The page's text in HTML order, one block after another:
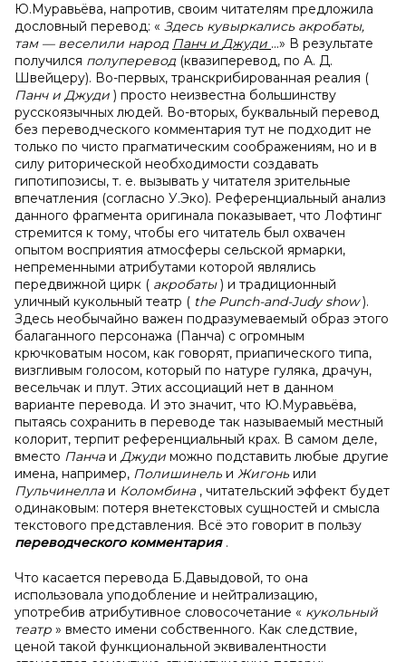
Ю.Муравьёва, напротив, своим читателям предложила
дословный перевод: « Здесь кувыркались акробаты,
там — веселили народ Панч и Джуди …» В результате
получился полуперевод (квазиперевод, по А. Д.
Швейцеру). Во-первых, транскрибированная реалия (
Панч и Джуди ) просто неизвестна большинству
русскоязычных людей. Во-вторых, буквальный перевод
без переводческого комментария тут не подходит не
только по чисто прагматическим соображениям, но и в
силу риторической необходимости создавать
гипотипозисы, т. е. вызывать у читателя зрительные
впечатления (согласно У.Эко). Референциальный анализ
данного фрагмента оригинала показывает, что Лофтинг
стремится к тому, чтобы его читатель был охвачен
опытом восприятия атмосферы сельской ярмарки,
непременными атрибутами которой являлись
передвижной цирк ( акробаты) и традиционный
уличный кукольный театр ( the Punch-and-Judy show).
Здесь необычайно важен подразумеваемый образ этого
балаганного персонажа (Панча) с огромным
крючковатым носом, как говорят, приапического типа,
визгливым голосом, который по натуре гуляка, драчун,
весельчак и плут. Этих ассоциаций нет в данном
варианте перевода. И это значит, что Ю.Муравьёва,
пытаясь сохранить в переводе так называемый местный
колорит, терпит референциальный крах. В самом деле,
вместо Панчаи Джуди можно подставить любые другие
имена, например, Полишинель и Жигонь или
Пульчинеллаи Коломбина , читательский эффект будет
одинаковым: потеря внетекстовых сущностей и смысла
текстового представления. Всё это говорит в пользу
переводческого комментария .
Что касается перевода Б.Давыдовой, то она
использовала уподобление и нейтрализацию,
употребив атрибутивное словосочетание « кукольный
театр » вместо имени собственного. Как следствие,
ценой такой функциональной эквивалентности